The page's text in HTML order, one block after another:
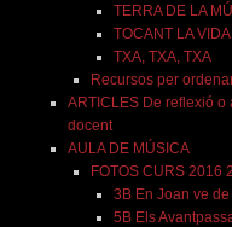
TERRA DE LA
TOCANT LA VIDA
TXA, TXA, TXA
Recursos per
ARTICLES De reflexió
docent
AULA DE MÚSICA
FOTOS CURS 2016
3B En Joan ve
5B Els